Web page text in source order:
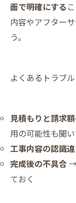
面で明確にする
内容やアフター
う。
よくあるトラブ
見積もりと請求
用の可能性も聞
工事内容の認識
完成後の不具合→
ておく